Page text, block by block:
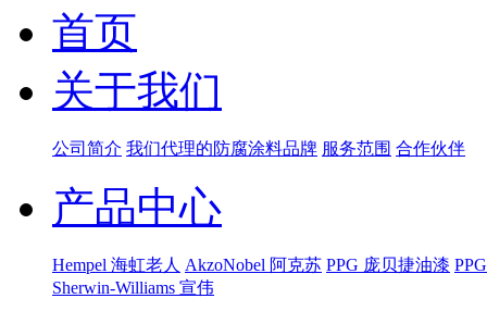
首页
关于我们
公司简介 我们代理的防腐涂料品牌 服务范围 合作伙伴
产品中心
Hempel 海虹老人 AkzoNobel 阿克苏 PPG 庞贝捷油漆
Sherwin-Williams 宣伟